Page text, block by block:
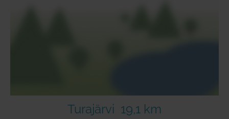
Turajärvi 19,1 km